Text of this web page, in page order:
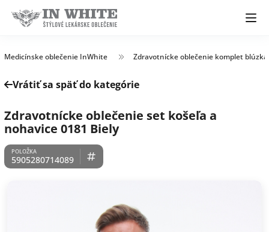
Medicínske oblečenie InWhite Zdravotnícke oblečenie komplet
Vrátiť sa späť do kategórie
Zdravotnícke oblečenie set košeľa a
nohavice 0181 Biely
5905280714089